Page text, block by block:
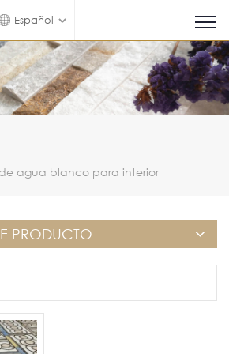
Español
agua blanco para interior
PRODUCTO